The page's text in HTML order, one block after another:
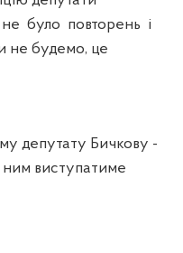
було повторень і
не будемо, це
депутату Бичкову -
ним виступатиме